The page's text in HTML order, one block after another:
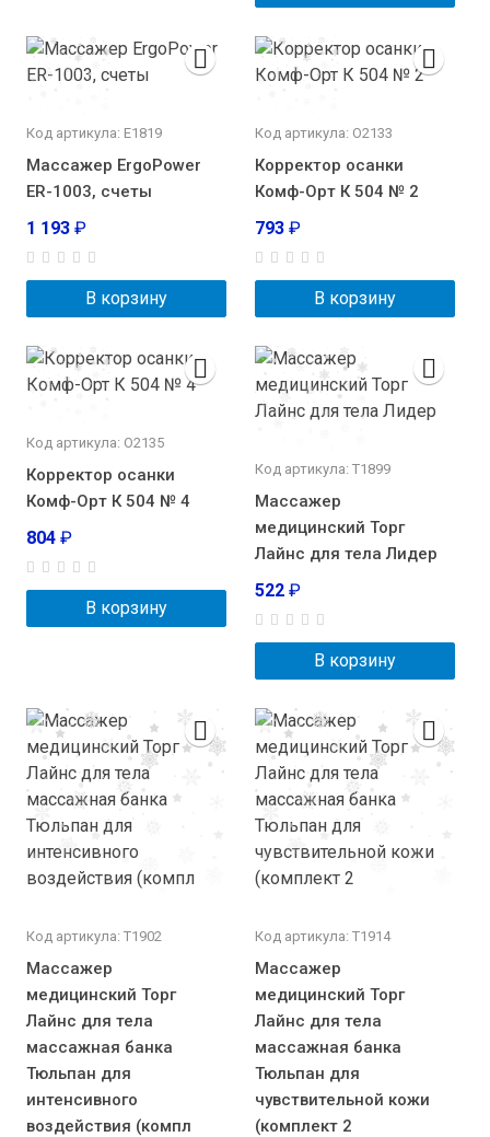
Код артикула: E1819
Массажер ErgoPower
ER-1003, счеты
1 193 ₽
В корзину
Код артикула: О2133
Корректор осанки
Комф-Орт К 504 № 2
793 ₽
В корзину
Код артикула: О2135
Корректор осанки
Комф-Орт К 504 № 4
804 ₽
В корзину
Код артикула: Т1899
Массажер
медицинский Торг
Лайнс для тела Лидер
522 ₽
В корзину
Код артикула: Т1902
Массажер
медицинский Торг
Лайнс для тела
массажная банка
Тюльпан для
интенсивного
воздействия (компл
Код артикула: Т1914
Массажер
медицинский Торг
Лайнс для тела
массажная банка
Тюльпан для
чувствительной кожи
(комплект 2